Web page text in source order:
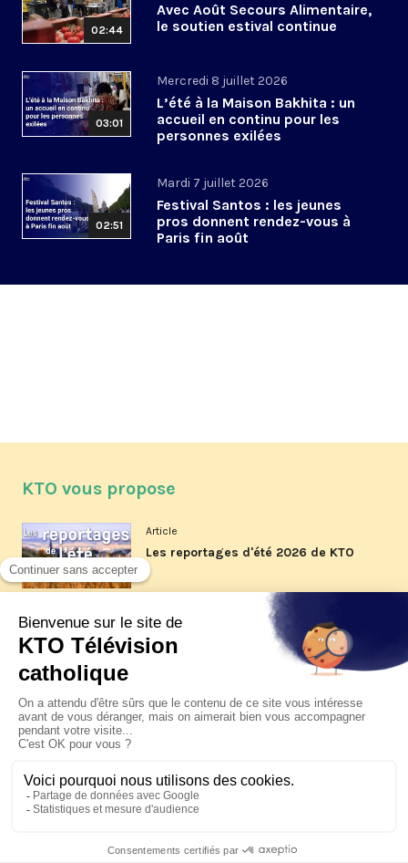
02:44
Avec Août Secours Alimentaire,
le soutien estival continue
03:01
Mercredi 8 juillet 2026
L’été à la Maison Bakhita : un
accueil en continu pour les
personnes exilées
02:51
Mardi 7 juillet 2026
Festival Santos : les jeunes
pros donnent rendez-vous à
Paris fin août
KTO vous propose
Article
Les reportages d'été 2026 de KTO
Article
La visite pastorale du pape Léon
XIV à Assise à suivre sur KTO le
Article
Le pape en Uruguay, Argentine et